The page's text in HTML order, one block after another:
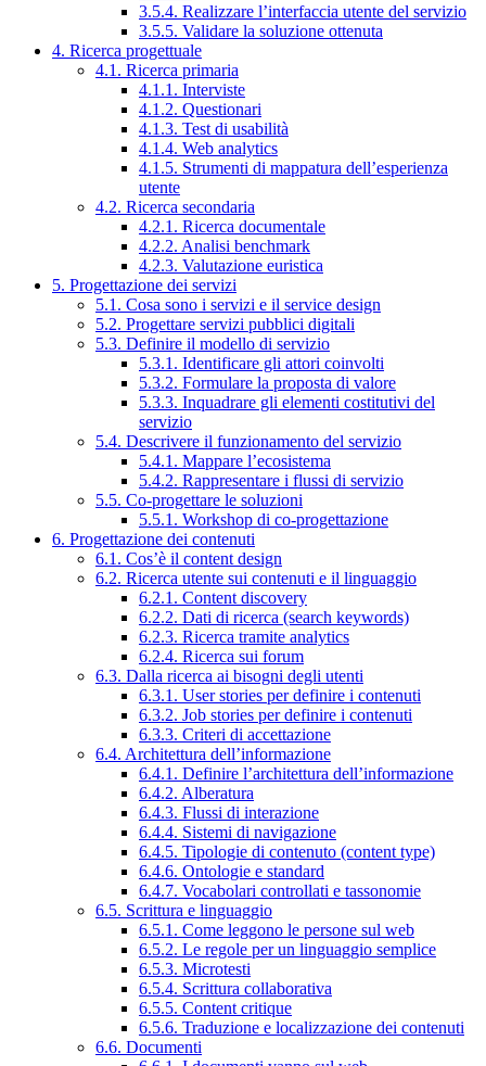
3.5.4. Realizzare l’interfaccia utente del servizio
3.5.5. Validare la soluzione ottenuta
4. Ricerca progettuale
4.1. Ricerca primaria
4.1.1. Interviste
4.1.2. Questionari
4.1.3. Test di usabilità
4.1.4. Web analytics
4.1.5. Strumenti di mappatura dell’esperienza
utente
4.2. Ricerca secondaria
4.2.1. Ricerca documentale
4.2.2. Analisi benchmark
4.2.3. Valutazione euristica
5. Progettazione dei servizi
5.1. Cosa sono i servizi e il service design
5.2. Progettare servizi pubblici digitali
5.3. Definire il modello di servizio
5.3.1. Identificare gli attori coinvolti
5.3.2. Formulare la proposta di valore
5.3.3. Inquadrare gli elementi costitutivi del
servizio
5.4. Descrivere il funzionamento del servizio
5.4.1. Mappare l’ecosistema
5.4.2. Rappresentare i flussi di servizio
5.5. Co-progettare le soluzioni
5.5.1. Workshop di co-progettazione
6. Progettazione dei contenuti
6.1. Cos’è il content design
6.2. Ricerca utente sui contenuti e il linguaggio
6.2.1. Content discovery
6.2.2. Dati di ricerca (search keywords)
6.2.3. Ricerca tramite analytics
6.2.4. Ricerca sui forum
6.3. Dalla ricerca ai bisogni degli utenti
6.3.1. User stories per definire i contenuti
6.3.2. Job stories per definire i contenuti
6.3.3. Criteri di accettazione
6.4. Architettura dell’informazione
6.4.1. Definire l’architettura dell’informazione
6.4.2. Alberatura
6.4.3. Flussi di interazione
6.4.4. Sistemi di navigazione
6.4.5. Tipologie di contenuto (content type)
6.4.6. Ontologie e standard
6.4.7. Vocabolari controllati e tassonomie
6.5. Scrittura e linguaggio
6.5.1. Come leggono le persone sul web
6.5.2. Le regole per un linguaggio semplice
6.5.3. Microtesti
6.5.4. Scrittura collaborativa
6.5.5. Content critique
6.5.6. Traduzione e localizzazione dei contenuti
6.6. Documenti